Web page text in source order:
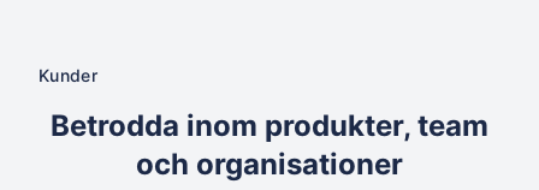
Kunder
Betrodda inom produkter, team
och organisationer